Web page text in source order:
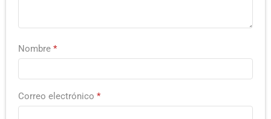
Nombre *
Correo electrónico *